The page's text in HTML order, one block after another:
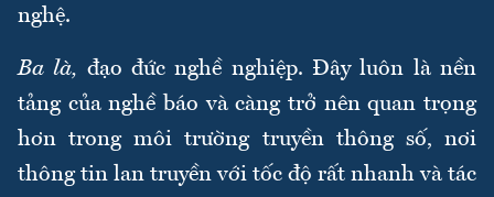
nghệ.
Ba là, đạo đức nghề nghiệp. Đây luôn là nền
tảng của nghề báo và càng trở nên quan trọng
hơn trong môi trường truyền thông số, nơi
thông tin lan truyền với tốc độ rất nhanh và tác